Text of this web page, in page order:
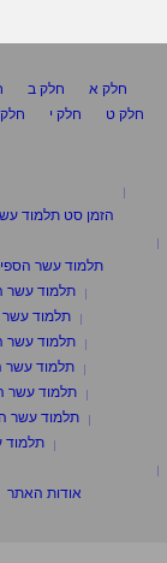
חלק א
חלק ב
חלק ט
חלק י
הזמן סט תלמוד
תלמוד עשר
תלמוד עשר
תלמוד עשר
תלמוד עשר
תלמוד עשר
תלמוד עשר
תלמוד עשר
תלמוד
אודות האתר